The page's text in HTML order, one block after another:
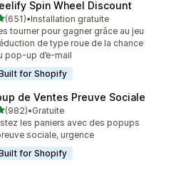
Spin Wheel Discount
sur 5
(651)au total
•Installation gratuite
tourner pour gagner grâce au jeu
de type roue de la chance
pop-up d’e-mail
for Shopify
de Ventes Preuve Sociale
sur 5
(982)au total
•Gratuite
les paniers avec des popups
sociale, urgence
for Shopify